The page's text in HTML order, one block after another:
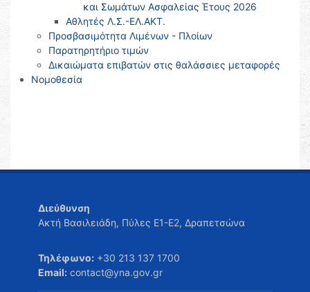
και Σωμάτων Ασφαλείας Έτους 2026
Αθλητές Λ.Σ.-ΕΛ.ΑΚΤ.
Προσβασιμότητα Λιμένων - Πλοίων
Παρατηρητήριο τιμών
Δικαιώματα επιβατών στις θαλάσσιες μεταφορές
Νομοθεσία
Διεύθυνση
Ακτή Βασιλειάδη, Πύλες Ε1-Ε2, Δραπετσώνα
Τηλέφωνο: +30 213 137 1700
Email: contact@yna.gov.gr